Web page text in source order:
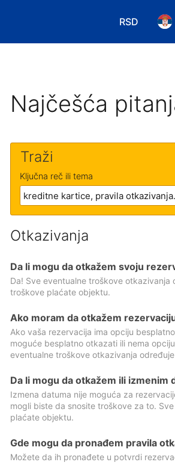
RSD
Izaberite
Najčešća
Traži
Ključna reč ili tema
Otkazivanja
Da li mogu da otkažem svoju
Da! Sve eventualne troškove
troškove plaćate objektu.
Ako moram da otkažem
Ako vaša rezervacija ima opciju
moguće besplatno otkazati ili nema
eventualne troškove otkazivanja
Da li mogu da otkažem ili
Izmena datuma nije moguća za
mogli biste da snosite troškove za to.
plaćate objektu.
Gde mogu da pronađem pravila
Možete da ih pronađete u potvrdi